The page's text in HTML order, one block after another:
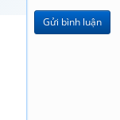
Gửi bình luận